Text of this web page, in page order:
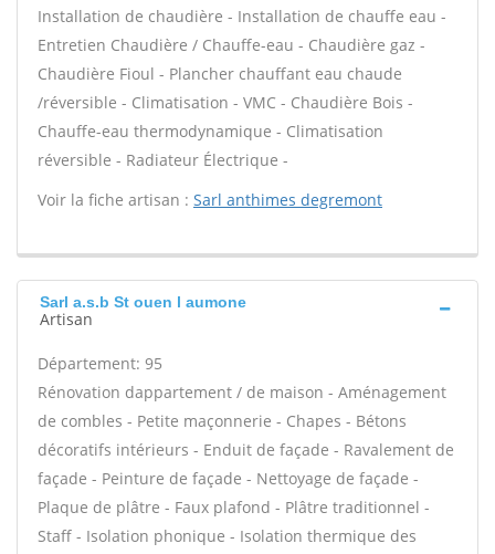
Installation de chaudière - Installation de chauffe eau -
Entretien Chaudière / Chauffe-eau - Chaudière gaz -
Chaudière Fioul - Plancher chauffant eau chaude
/réversible - Climatisation - VMC - Chaudière Bois -
Chauffe-eau thermodynamique - Climatisation
réversible - Radiateur Électrique -
Voir la fiche artisan : Sarl anthimes degremont
Sarl a.s.b St ouen l aumone
Artisan
Département: 95
Rénovation dappartement / de maison - Aménagement
de combles - Petite maçonnerie - Chapes - Bétons
décoratifs intérieurs - Enduit de façade - Ravalement de
façade - Peinture de façade - Nettoyage de façade -
Plaque de plâtre - Faux plafond - Plâtre traditionnel -
Staff - Isolation phonique - Isolation thermique des